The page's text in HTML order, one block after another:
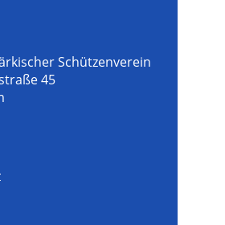
Schützenverein
45